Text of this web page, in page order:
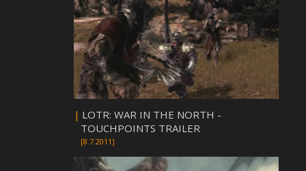
| LOTR: WAR IN THE NORTH -
TOUCHPOINTS TRAILER
[8.7.2011]